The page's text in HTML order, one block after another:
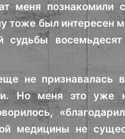
меня познакомили
тоже был интересен
судьбы
не признавалась
Но меня это уже
медицины не